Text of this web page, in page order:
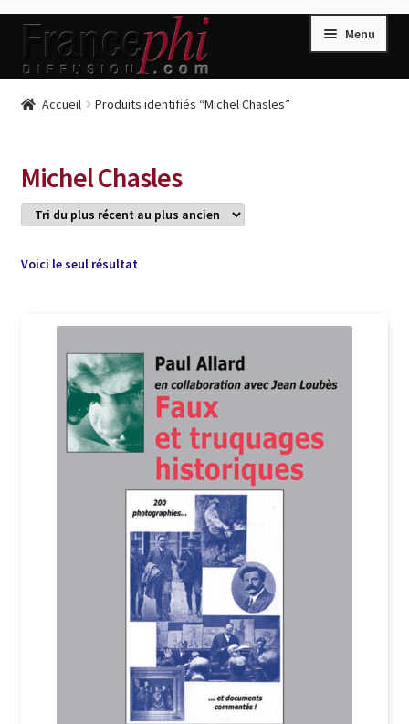
Aller
la
Aller
contenu
Menu
Accueil
Conditions de Vente
Connection
Listes d’Envies
Livres de Peter Randa
Livres de Philippe Randa
Login Customizer
Politique de confidentialité et cookies
Qui sommes-nous ?
Soutien à Philippe Randa
Suivi de la Commande
Accueil Produits identifiés “Michel Chasles”
Michel Chasles
Voici le seul résultat